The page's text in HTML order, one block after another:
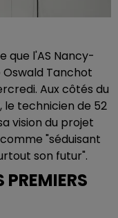
que l'AS Nancy-
Tanchot
Aux côtés du
technicien de 52
vision du projet
"séduisant
son futur".
PREMIERS